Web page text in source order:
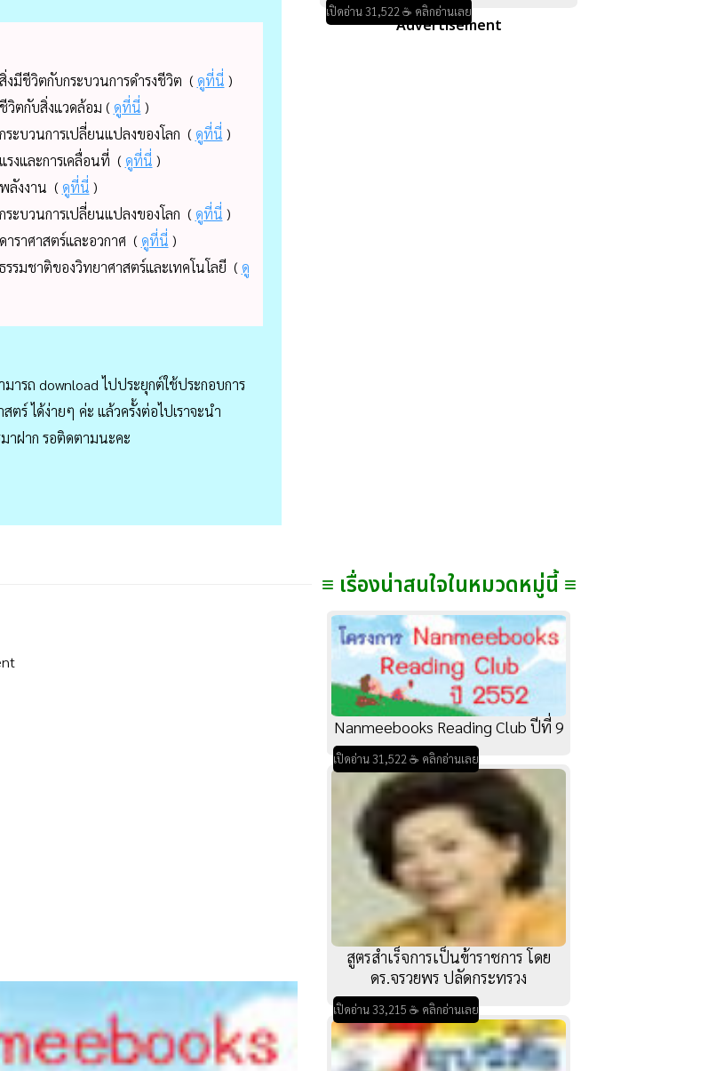
งมีชีวิตกับกระบวนการดำรงชีวิต ( ดูที่นี่ )
วิตกับสิ่งแวดล้อม ( ดูที่นี่ )
ระบวนการเปลี่ยนแปลงของโลก ( ดูที่นี่ )
รงและการเคลื่อนที่ ( ดูที่นี่ )
ลังงาน ( ดูที่นี่ )
ระบวนการเปลี่ยนแปลงของโลก ( ดูที่นี่ )
าราศาสตร์และอวกาศ ( ดูที่นี่ )
รรมชาติของวิทยาศาสตร์และเทคโนโลยี ( ดู
ารถ download ไปประยุกต์ใช้ประกอบการ
ตร์ ได้ง่ายๆ ค่ะ แล้วครั้งต่อไปเราจะนำ
มาฝาก รอติดตามนะคะ
เปิดอ่าน 31,522 ☕ คลิกอ่านเลย
Advertisement
≡ เรื่องน่าสนใจในหมวดหมู่นี้ ≡
Nanmeebooks Reading Club ปีที่ 9
เปิดอ่าน 31,522 ☕ คลิกอ่านเลย
สูตรสำเร็จการเป็นข้าราชการ โดย
ดร.จรวยพร ปลัดกระทรวง
เปิดอ่าน 33,215 ☕ คลิกอ่านเลย